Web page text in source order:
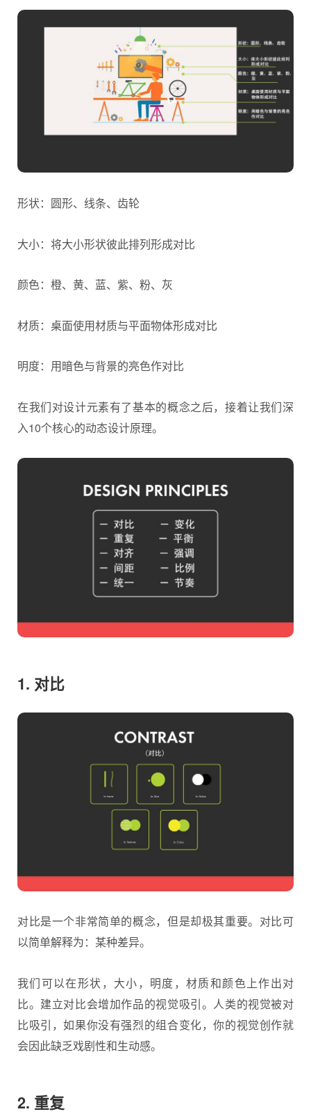
形状：圆形、线条、齿轮
大小：将大小形状彼此排列形成对比
颜色：橙、黄、蓝、紫、粉、灰
材质：桌面使用材质与平面物体形成对比
明度：用暗色与背景的亮色作对比
在我们对设计元素有了基本的概念之后，接着让我们深
入10个核心的动态设计原理。
1. 对比
对比是一个非常简单的概念，但是却极其重要。对比可
以简单解释为：某种差异。
我们可以在形状，大小，明度，材质和颜色上作出对
比。建立对比会增加作品的视觉吸引。人类的视觉被对
比吸引，如果你没有强烈的组合变化，你的视觉创作就
会因此缺乏戏剧性和生动感。
2. 重复